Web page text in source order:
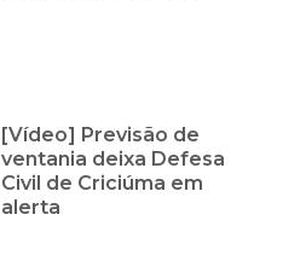
[Vídeo] Previsão de
ventania deixa Defesa
Civil de Criciúma em
alerta